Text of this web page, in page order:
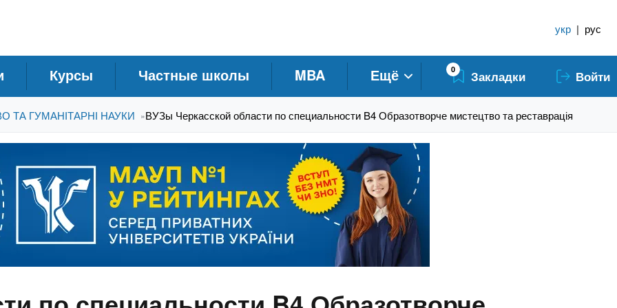
укр | рус
Курсы Частные школы MBA Ещё 0 Закладки Войти
ТА ГУМАНІТАРНІ НАУКИ »ВУЗы Черкасской области по специальности B4 Образотворче мистецтво та реставрація